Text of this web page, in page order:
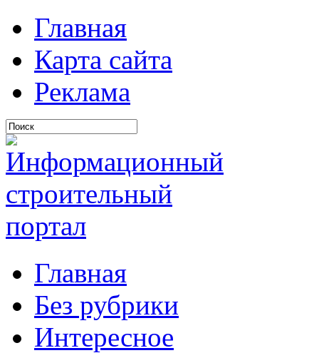
Главная
Карта сайта
Реклама
Главная
Без рубрики
Интересное